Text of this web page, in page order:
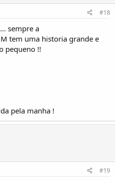
#18
sempre a
tem uma historia grande e
pequeno !!
pela manha !
#19